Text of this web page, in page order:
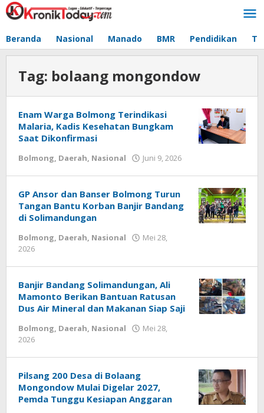
Lewati
ke
Beranda Nasional Manado BMR Pendidikan
Tag: bolaang mongondow
Enam Warga Bolmong Terindikasi
Malaria, Kadis Kesehatan Bungkam
Saat Dikonfirmasi
Bolmong, Daerah, Nasional Juni 9, 2026
GP Ansor dan Banser Bolmong Turun
Tangan Bantu Korban Banjir Bandang
di Solimandungan
Bolmong, Daerah, Nasional
Mei 28,
2026
Banjir Bandang Solimandungan, Ali
Mamonto Berikan Bantuan Ratusan
Dus Air Mineral dan Makanan Siap Saji
Bolmong, Daerah, Nasional
Mei 28,
2026
Pilsang 200 Desa di Bolaang
Mongondow Mulai Digelar 2027,
Pemda Tunggu Kesiapan Anggaran